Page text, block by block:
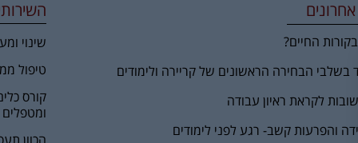
החיים?
בשלבי הבחירה הראשונים של קריירה ולימודים
לקראת ראיון עבודה
והפרעות קשב- רגע לפני לימודים
שינוי
טיפול
קורס
ומטפלים